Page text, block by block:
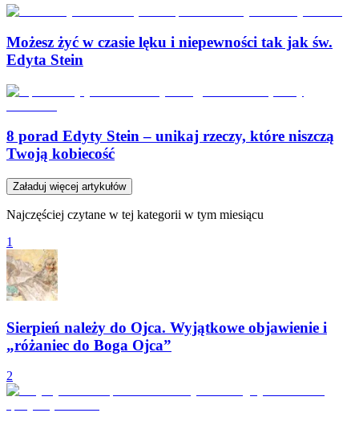
Możesz żyć w czasie lęku i niepewności tak jak św.
Edyta Stein
8 porad Edyty Stein – unikaj rzeczy, które niszczą
Twoją kobiecość
Załaduj więcej artykułów
Najczęściej czytane w tej kategorii w tym miesiącu
1
Sierpień należy do Ojca. Wyjątkowe objawienie i
„różaniec do Boga Ojca”
2